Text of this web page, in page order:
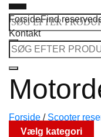
Søg
efter:
Log ind / Opret en
ForsideFind
Kontakt
Søg
efter:
Forside / Scooter
Vælg kategori